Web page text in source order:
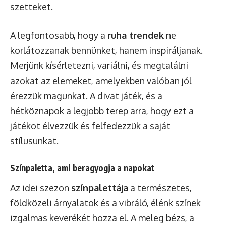
szetteket.
A legfontosabb, hogy a ruha trendek ne
korlátozzanak bennünket, hanem inspiráljanak.
Merjünk kísérletezni, variálni, és megtalálni
azokat az elemeket, amelyekben valóban jól
érezzük magunkat. A divat játék, és a
hétköznapok a legjobb terep arra, hogy ezt a
játékot élvezzük és felfedezzük a saját
stílusunkat.
Színpaletta, ami beragyogja a napokat
Az idei szezon színpalettája a természetes,
földközeli árnyalatok és a vibráló, élénk színek
izgalmas keverékét hozza el. A meleg bézs, a